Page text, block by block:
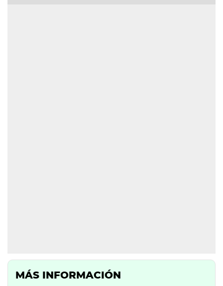
MÁS INFORMACIÓN